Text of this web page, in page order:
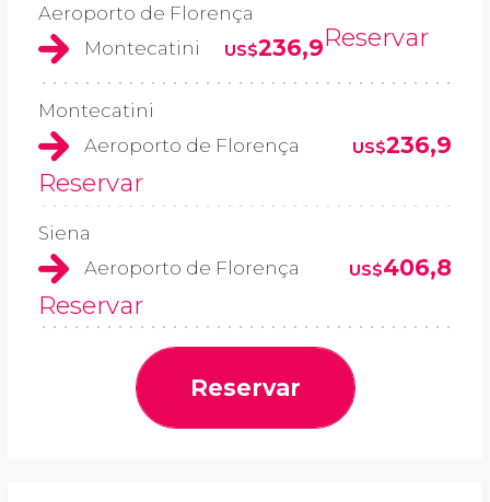
Aeroporto de Florença
Montecatini
US$236,9Reservar
Montecatini
Aeroporto de Florença
US$236,9
Reservar
Siena
Aeroporto de Florença
US$406,8
Reservar
Reservar